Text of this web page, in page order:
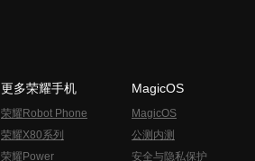
更多荣耀手机
荣耀Robot Phone
荣耀X80系列
荣耀Power
MagicOS
MagicOS
公测内测
安全与隐私保护